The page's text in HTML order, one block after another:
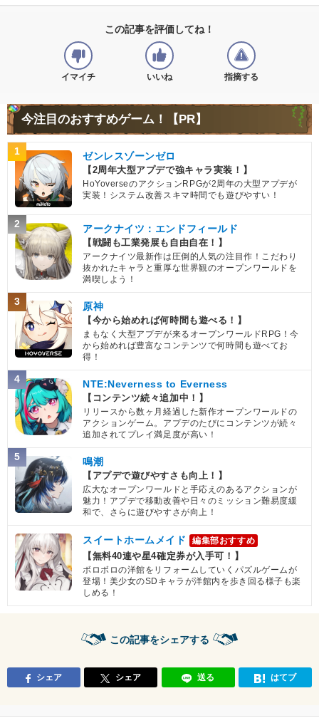
この記事を評価してね！
イマイチ いいね 指摘する
今注目のおすすめゲーム！【PR】
1 ゼンレスゾーンゼロ
【2周年大型アプデで強キャラ実装！】
HoYoverseのアクションRPGが2周年の大型アプデが
実装！システム改善スキマ時間でも遊びやすい！
2 アークナイツ：エンドフィールド
【戦闘も工業発展も自由自在！】
アークナイツ最新作は圧倒的人気の注目作！こだわり
抜かれたキャラと重厚な世界観のオープンワールドを
満喫しよう！
3 原神
【今から始めれば何時間も遊べる！】
まもなく大型アプデが来るオープンワールドRPG！今
から始めれば豊富なコンテンツで何時間も遊べてお
得！
4 NTE:Neverness to Everness
【コンテンツ続々追加中！】
リリースから数ヶ月経過した新作オープンワールドの
アクションゲーム。アプデのたびにコンテンツが続々
追加されてプレイ満足度が高い！
5 鳴潮
【アプデで遊びやすさも向上！】
広大なオープンワールドと手応えのあるアクションが
魅力！アプデで移動改善や日々のミッション難易度緩
和で、さらに遊びやすさが向上！
スイートホームメイド 編集部おすすめ
【無料40連や星4確定券が入手可！】
ボロボロの洋館をリフォームしていくパズルゲームが
登場！美少女のSDキャラが洋館内を歩き回る様子も楽
しめる！
この記事をシェアする
シェア シェア 送る はてブ